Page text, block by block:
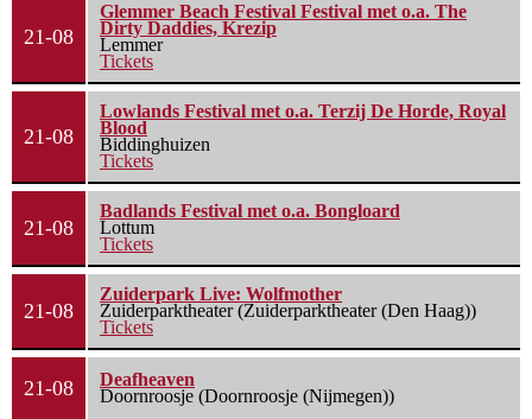
21-08
Glemmer Beach Festival Festival met o.a. The
Dirty Daddies, Krezip
Lemmer
Tickets
21-08
Lowlands Festival met o.a. Terzij De Horde, Royal
Blood
Biddinghuizen
Tickets
21-08
Badlands Festival met o.a. Bongloard
Lottum
Tickets
21-08
Zuiderpark Live: Wolfmother
Zuiderparktheater (Zuiderparktheater (Den Haag))
Tickets
21-08
Deafheaven
Doornroosje (Doornroosje (Nijmegen))